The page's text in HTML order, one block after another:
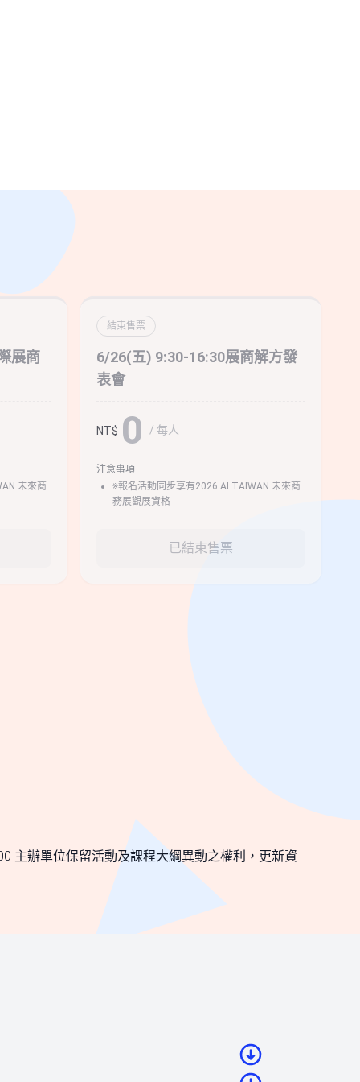
展商
未來商
結束售票
6/26(五) 9:30-16:30展商解方發
表會
NT$ 0 / 每人
注意事項
※報名活動同步享有2026 AI TAIWAN 未來商
務展觀展資格
已結束售票
主辦單位保留活動及課程大綱異動之權利，更新資